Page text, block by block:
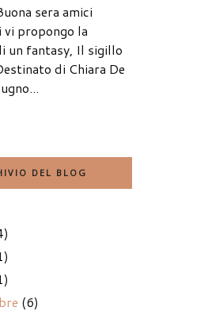
sera amici
propongo la
un fantasy, Il sigillo
di Chiara De
DEL BLOG
(6)